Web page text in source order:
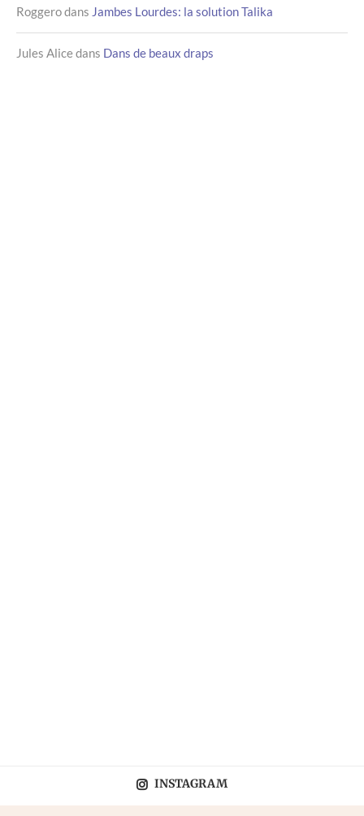
Roggerodans Jambes Lourdes: la solution Talika
Jules Alicedans Dans de beaux draps
INSTAGRAM